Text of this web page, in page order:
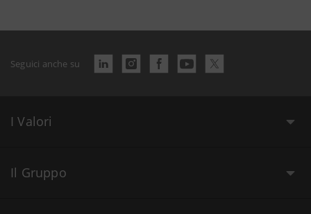
Seguici anche su
I Valori
Il Gruppo